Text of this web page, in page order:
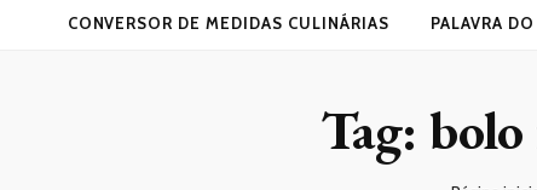
CONVERSOR DE MEDIDAS CULINÁRIAS PALAVRA
Tag: